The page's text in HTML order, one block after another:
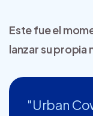
Este fue el
lanzar su propia
"Urban